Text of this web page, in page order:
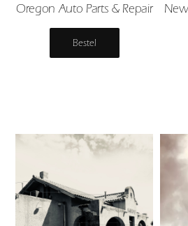
Oregon Auto Parts & Repair
Bestel